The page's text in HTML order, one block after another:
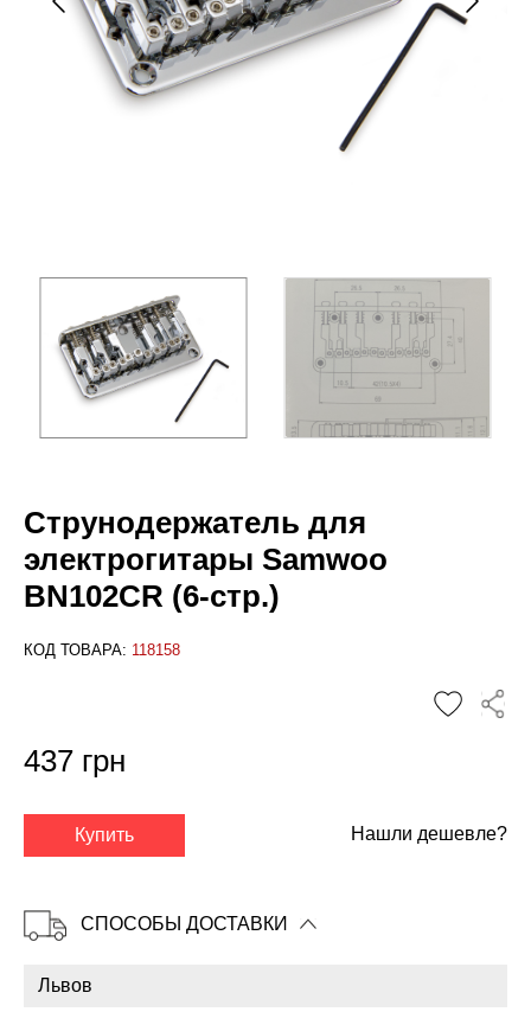
Струнодержатель для
электрогитары Samwoo
BN102CR (6-стр.)
КОД ТОВАРА: 118158
437 грн
Купить Нашли дешевле?
СПОСОБЫ ДОСТАВКИ